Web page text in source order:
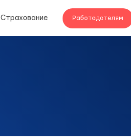
Страхование Работодателям